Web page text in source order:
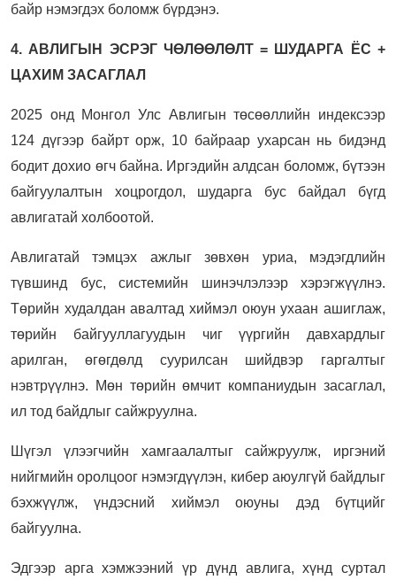
байр нэмэгдэх боломж бүрдэнэ.
4. АВЛИГЫН ЭСРЭГ ЧӨЛӨӨЛӨЛТ = ШУДАРГА ЁС +
ЦАХИМ ЗАСАГЛАЛ
2025 онд Монгол Улс Авлигын төсөөллийн индексээр
124 дүгээр байрт орж, 10 байраар ухарсан нь бидэнд
бодит дохио өгч байна. Иргэдийн алдсан боломж, бүтээн
байгуулалтын хоцрогдол, шударга бус байдал бүгд
авлигатай холбоотой.
Авлигатай тэмцэх ажлыг зөвхөн уриа, мэдэгдлийн
түвшинд бус, системийн шинэчлэлээр хэрэгжүүлнэ.
Төрийн худалдан авалтад хиймэл оюун ухаан ашиглаж,
төрийн байгууллагуудын чиг үүргийн давхардлыг
арилган, өгөгдөлд суурилсан шийдвэр гаргалтыг
нэвтрүүлнэ. Мөн төрийн өмчит компаниудын засаглал,
ил тод байдлыг сайжруулна.
Шүгэл үлээгчийн хамгаалалтыг сайжруулж, иргэний
нийгмийн оролцоог нэмэгдүүлэн, кибер аюулгүй байдлыг
бэхжүүлж, үндэсний хиймэл оюуны дэд бүтцийг
байгуулна.
Эдгээр арга хэмжээний үр дүнд авлига, хүнд суртал